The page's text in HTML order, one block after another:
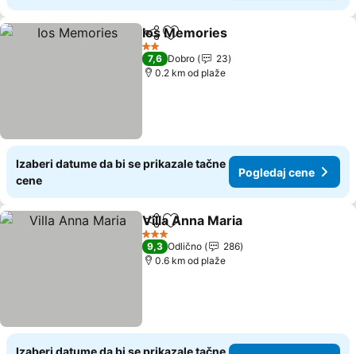
Deli Dodati u favorite
Ios Memories
2 Zvezdice
7,6 Dobro
23
0.2 km od plaže
Izaberi datume da bi se prikazale tačne
cene
Pogledaj cene
Deli Dodati u favorite
Villa Anna Maria
3 Zvezdice
9,3 Odlično
286
0.6 km od plaže
Izaberi datume da bi se prikazale tačne